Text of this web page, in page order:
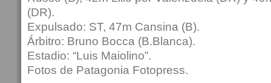
(DR).
Expulsado: ST, 47m Cansina (B).
Árbitro: Bruno Bocca (B.Blanca).
Estadio: “Luis Maiolino”.
Fotos de Patagonia Fotopress.